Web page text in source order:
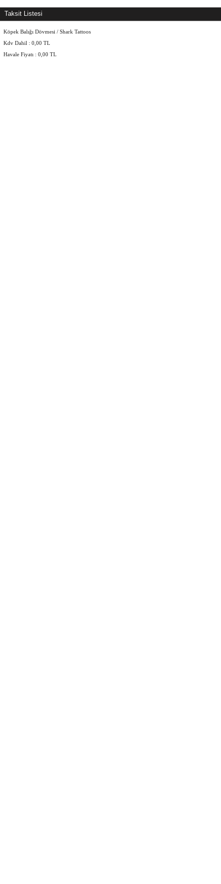
Taksit Listesi
Köpek Balığı Dövmesi / Shark Tattoos
Kdv Dahil : 0,00 TL
Havale Fiyatı : 0,00 TL